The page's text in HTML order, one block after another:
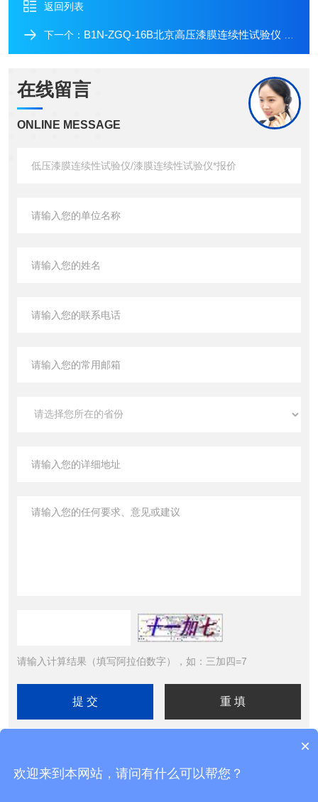
返回列表
下一个： B1N-ZGQ-16B北京高压漆膜连续性试验仪 /漆膜连续性试验仪生产商
在线留言
ONLINE MESSAGE
请输入计算结果（填写阿拉伯数字），如：三加四=7
×
欢迎来到本网站，请问有什么可以帮您？